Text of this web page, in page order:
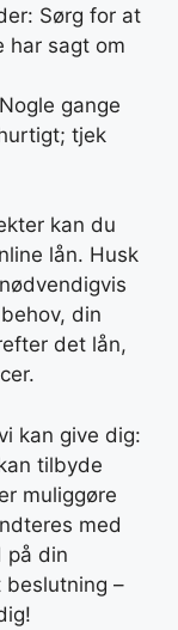
Sørg for at
har sagt om
gange
tjek
kan du
lån. Husk
din
det lån,
kan give dig:
tilbyde
muliggøre
med
på din
–